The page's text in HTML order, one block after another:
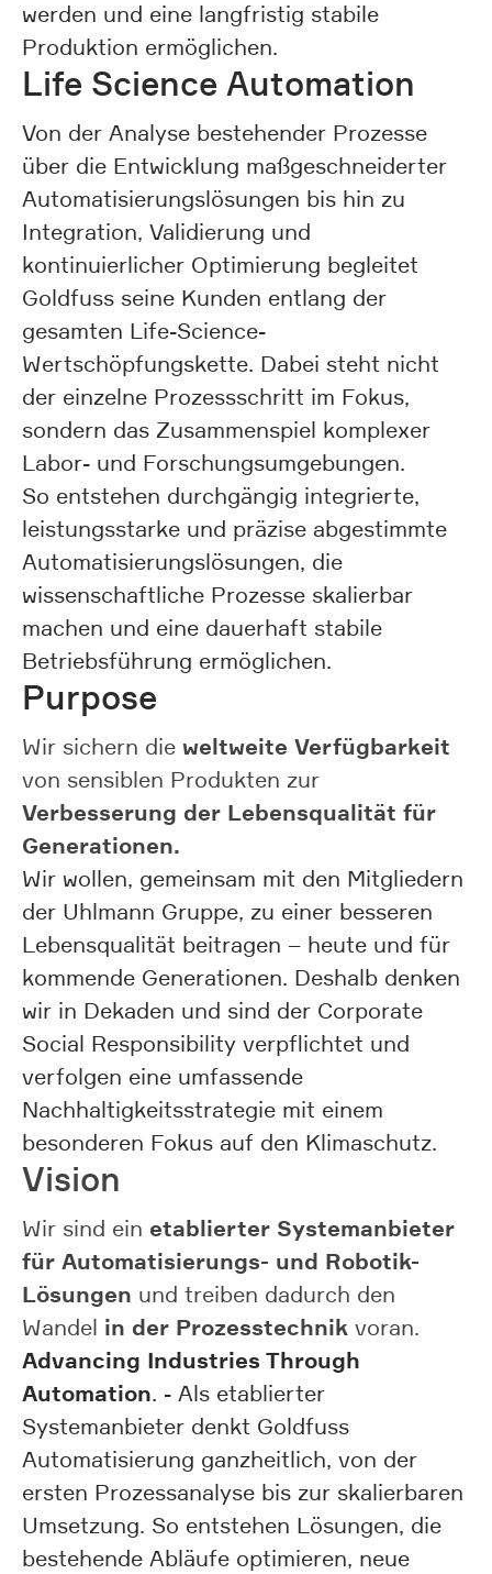
werden und eine langfristig stabile
Produktion ermöglichen.
Life Science Automation
Von der Analyse bestehender Prozesse
über die Entwicklung maßgeschneiderter
Automatisierungslösungen bis hin zu
Integration, Validierung und
kontinuierlicher Optimierung begleitet
Goldfuss seine Kunden entlang der
gesamten Life-Science-
Wertschöpfungskette. Dabei steht nicht
der einzelne Prozessschritt im Fokus,
sondern das Zusammenspiel komplexer
Labor- und Forschungsumgebungen.
So entstehen durchgängig integrierte,
leistungsstarke und präzise abgestimmte
Automatisierungslösungen, die
wissenschaftliche Prozesse skalierbar
machen und eine dauerhaft stabile
Betriebsführung ermöglichen.
Purpose
Wir sichern die weltweite Verfügbarkeit
von sensiblen Produkten zur
Verbesserung der Lebensqualität für
Generationen.
Wir wollen, gemeinsam mit den Mitgliedern
der Uhlmann Gruppe, zu einer besseren
Lebensqualität beitragen – heute und für
kommende Generationen. Deshalb denken
wir in Dekaden und sind der Corporate
Social Responsibility verpflichtet und
verfolgen eine umfassende
Nachhaltigkeitsstrategie mit einem
besonderen Fokus auf den Klimaschutz.
Vision
Wir sind ein etablierter Systemanbieter
für Automatisierungs- und Robotik-
Lösungen und treiben dadurch den
Wandel in der Prozesstechnik voran.
Advancing Industries Through
Automation. - Als etablierter
Systemanbieter denkt Goldfuss
Automatisierung ganzheitlich, von der
ersten Prozessanalyse bis zur skalierbaren
Umsetzung. So entstehen Lösungen, die
bestehende Abläufe optimieren, neue